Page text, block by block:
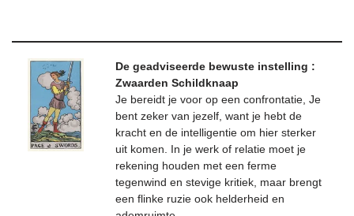
De geadviseerde bewuste instelling :
Zwaarden Schildknaap
Je bereidt je voor op een confrontatie, Je
bent zeker van jezelf, want je hebt de
kracht en de intelligentie om hier sterker
uit komen. In je werk of relatie moet je
rekening houden met een ferme
tegenwind en stevige kritiek, maar brengt
een flinke ruzie ook helderheid en